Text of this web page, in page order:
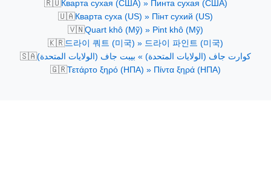
🇷🇺Кварта сухая (США) » Пинта сухая (США)
🇺🇦Кварта суха (US) » Пінт сухий (US)
🇻🇳Quart khô (Mỹ) » Pint khô (Mỹ)
🇰🇷드라이 쿼트 (미국) » 드라이 파인트 (미국)
🇸🇦كوارت جاف (الولايات المتحدة) » بيبت جاف (الولايات المتحدة)
🇬🇷Τετάρτο ξηρό (ΗΠΑ) » Πίντα ξηρά (ΗΠΑ)